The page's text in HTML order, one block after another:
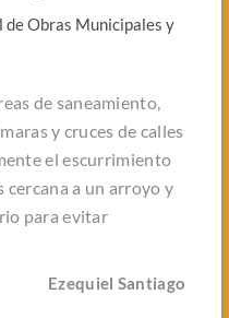
Obras Municipales y
de saneamiento,
y cruces de calles
el escurrimiento
cercana a un arroyo y
para evitar
Ezequiel Santiago